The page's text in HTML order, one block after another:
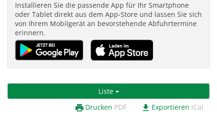
Installieren Sie die passende App für Ihr Smartphone
oder Tablet direkt aus dem App-Store und lassen Sie sich
von Ihrem Mobilgerät an bevorstehende Abfuhrtermine
erinnern.
Liste
print Drucken PDF download Exportieren iCal